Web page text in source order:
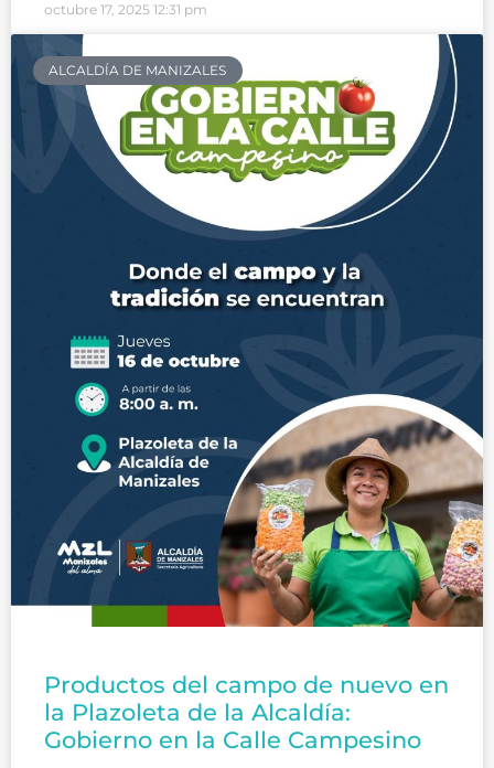
octubre 17, 2025 12:31 pm
ALCALDÍA DE MANIZALES
Productos del campo de nuevo en
la Plazoleta de la Alcaldía:
Gobierno en la Calle Campesino